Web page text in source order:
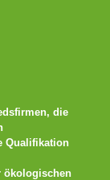
die
Qualifikation
ökologischen